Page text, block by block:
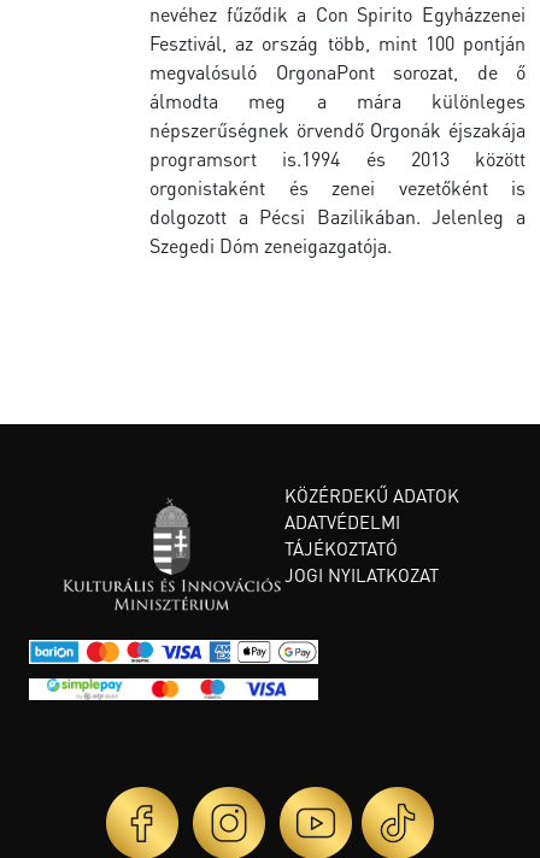
nevéhez fűződik a Con Spirito Egyházzenei
Fesztivál, az ország több, mint 100 pontján
megvalósuló OrgonaPont sorozat, de ő
álmodta meg a mára különleges
népszerűségnek örvendő Orgonák éjszakája
programsort is.1994 és 2013 között
orgonistaként és zenei vezetőként is
dolgozott a Pécsi Bazilikában. Jelenleg a
Szegedi Dóm zeneigazgatója.
KÖZÉRDEKŰ ADATOK
ADATVÉDELMI
TÁJÉKOZTATÓ
JOGI NYILATKOZAT